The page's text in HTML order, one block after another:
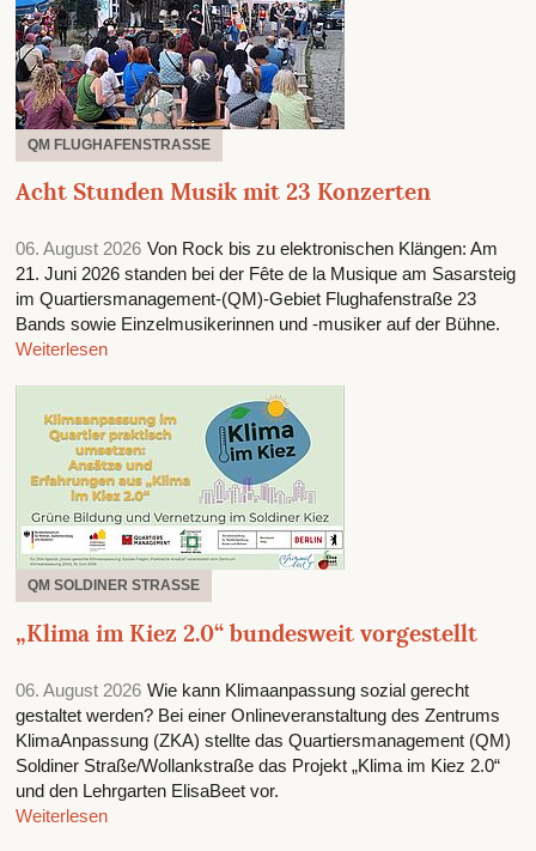
QM FLUGHAFENSTRASSE
Acht Stunden Musik mit 23 Konzerten
06. August 2026 Von Rock bis zu elektronischen Klängen: Am
21. Juni 2026 standen bei der Fête de la Musique am Sasarsteig
im Quartiersmanagement-(QM)-Gebiet Flughafenstraße 23
Bands sowie Einzelmusikerinnen und -musiker auf der Bühne.
Weiterlesen
QM SOLDINER STRASSE
„Klima im Kiez 2.0“ bundesweit vorgestellt
06. August 2026 Wie kann Klimaanpassung sozial gerecht
gestaltet werden? Bei einer Onlineveranstaltung des Zentrums
KlimaAnpassung (ZKA) stellte das Quartiersmanagement (QM)
Soldiner Straße/Wollankstraße das Projekt „Klima im Kiez 2.0“
und den Lehrgarten ElisaBeet vor.
Weiterlesen